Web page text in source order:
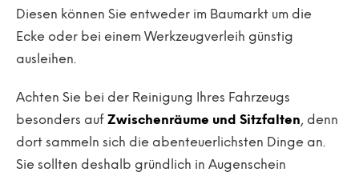
Diesen können Sie entweder im Baumarkt um die
Ecke oder bei einem Werkzeugverleih günstig
ausleihen.
Achten Sie bei der Reinigung Ihres Fahrzeugs
besonders auf Zwischenräume und Sitzfalten, denn
dort sammeln sich die abenteuerlichsten Dinge an.
Sie sollten deshalb gründlich in Augenschein